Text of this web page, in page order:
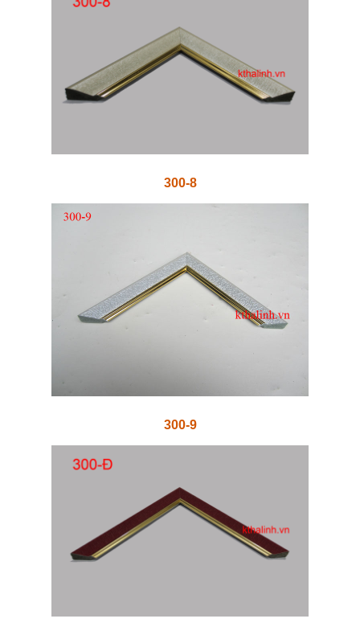
300-8
300-9